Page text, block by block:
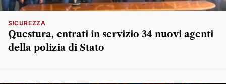
SICUREZZA
Questura, entrati in servizio 34 nuovi agenti
della polizia di Stato